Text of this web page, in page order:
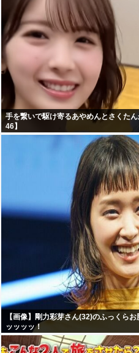
手を繋いで駆け寄るあやめんとさくた
46】
【画像】剛力彩芽さん(32)のふっくら
ッッッッ！